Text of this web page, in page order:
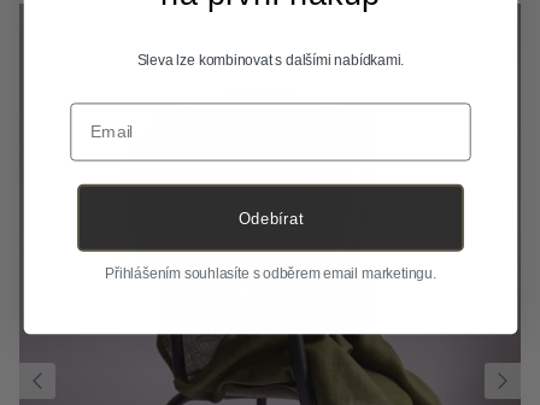
Sleva lze kombinovat s dalšími nabídkami.
Email
Odebírat
Přihlášením souhlasíte s odběrem email marketingu.